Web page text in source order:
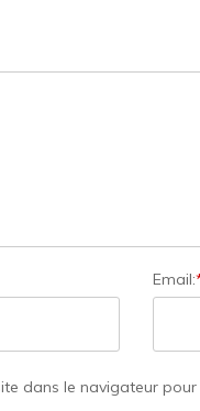
Email:
dans le navigateur